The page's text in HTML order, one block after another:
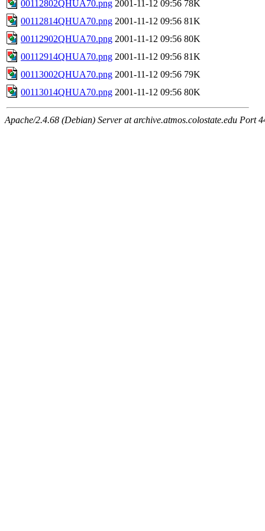
00112802QHUA70.png 2001-11-12 09:56 78K
00112814QHUA70.png 2001-11-12 09:56 81K
00112902QHUA70.png 2001-11-12 09:56 80K
00112914QHUA70.png 2001-11-12 09:56 81K
00113002QHUA70.png 2001-11-12 09:56 79K
00113014QHUA70.png 2001-11-12 09:56 80K
Apache/2.4.68 (Debian) Server at archive.atmos.colostate.edu Port